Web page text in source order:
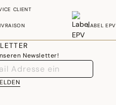
CLIENT
LABEL EPV
Newsletter!